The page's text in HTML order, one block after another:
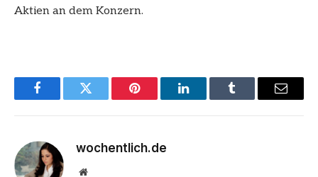
Aktien an dem Konzern.
FacebookTwitter Pinterest LinkedInTumblr Email
wochentlich.de
Website